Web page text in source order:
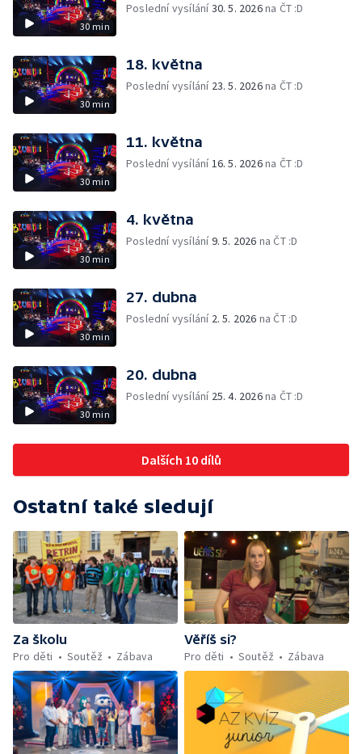
30 min
Poslední vysílání30. 5. 2026na ČT :D
30 min
18. května
Poslední vysílání 23. 5. 2026na ČT :D
30 min
11. května
Poslední vysílání16. 5. 2026na ČT :D
30 min
4. května
Poslední vysílání9. 5. 2026 na ČT :D
30 min
27. dubna
Poslední vysílání 2. 5. 2026 na ČT :D
30 min
20. dubna
Poslední vysílání 25. 4. 2026na ČT :D
Dalších 10 dílů
Ostatní také sledují
Za školu
Pro děti
Soutěž Zábava
Věříš si?
Pro děti
Soutěž Zábava